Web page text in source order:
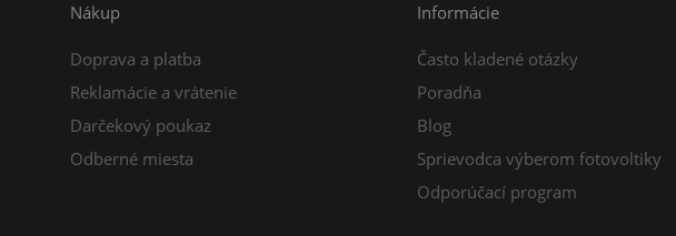
Nákup
Doprava a platba
Reklamácie a vrátenie
Darčekový poukaz
Odberné miesta
Informácie
Často kladené otázky
Poradňa
Blog
Sprievodca výberom fotovoltiky
Odporúčací program